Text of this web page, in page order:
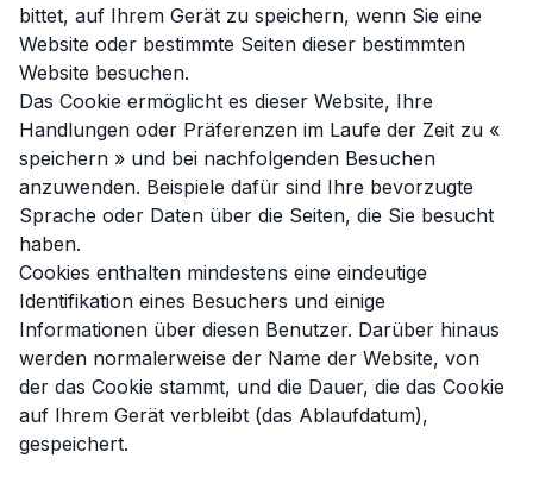
bittet, auf Ihrem Gerät zu speichern, wenn Sie eine
Website oder bestimmte Seiten dieser bestimmten
Website besuchen.
Das Cookie ermöglicht es dieser Website, Ihre
Handlungen oder Präferenzen im Laufe der Zeit zu «
speichern » und bei nachfolgenden Besuchen
anzuwenden. Beispiele dafür sind Ihre bevorzugte
Sprache oder Daten über die Seiten, die Sie besucht
haben.
Cookies enthalten mindestens eine eindeutige
Identifikation eines Besuchers und einige
Informationen über diesen Benutzer. Darüber hinaus
werden normalerweise der Name der Website, von
der das Cookie stammt, und die Dauer, die das Cookie
auf Ihrem Gerät verbleibt (das Ablaufdatum),
gespeichert.